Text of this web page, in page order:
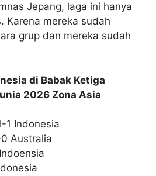
Jepang, laga ini hanya
Karena mereka sudah
grup dan mereka sudah
di Babak Ketiga
2026 Zona Asia
1 Indonesia
Australia